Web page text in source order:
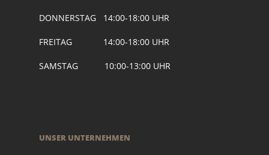
DONNERSTAG 14:00-18:00 UHR
FREITAG 14:00-18:00 UHR
SAMSTAG 10:00-13:00 UHR
UNSER UNTERNEHMEN